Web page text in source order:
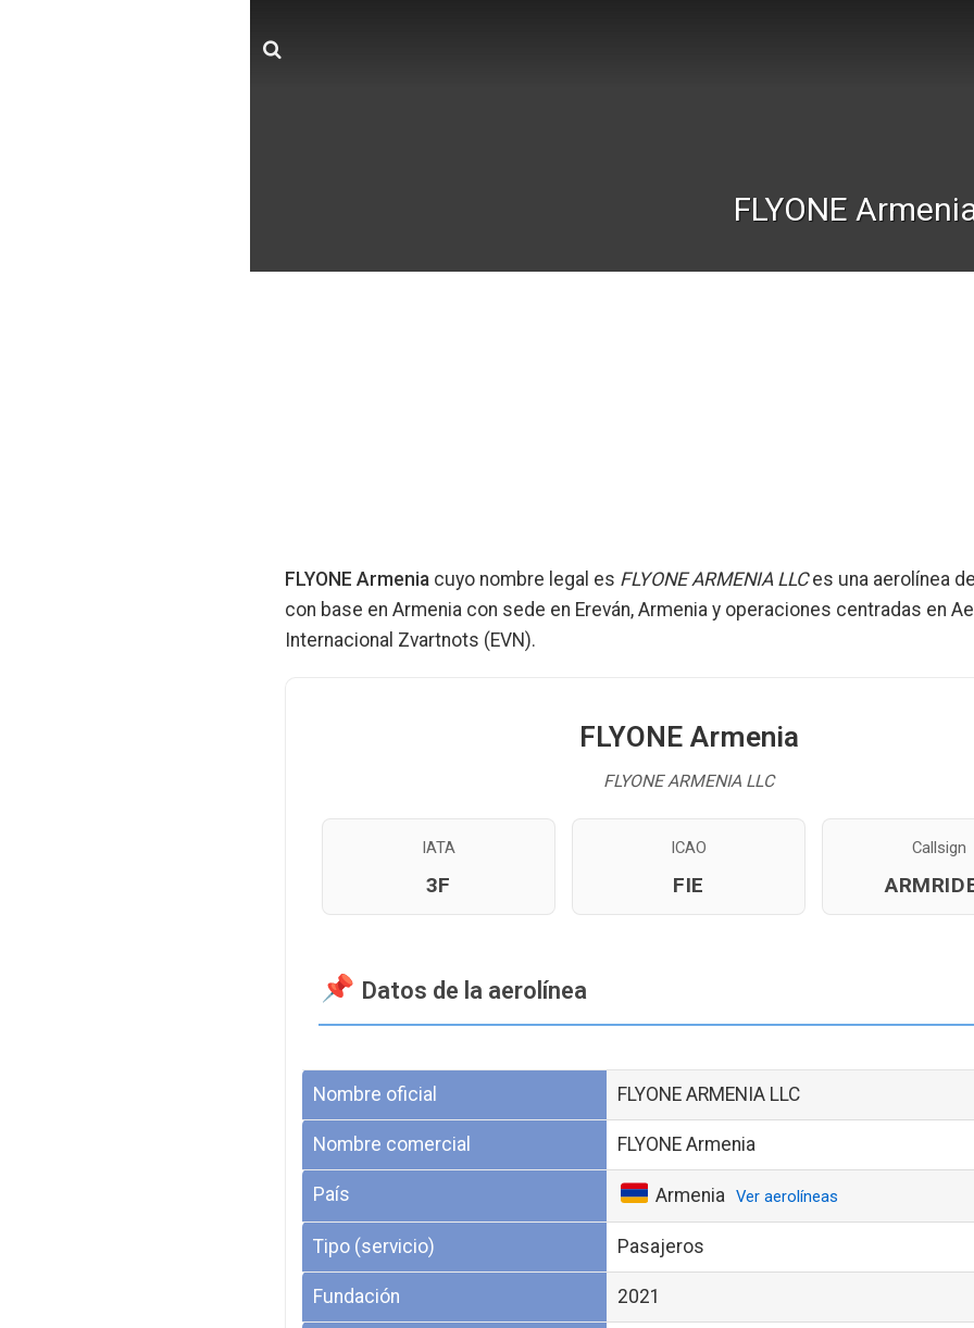
FLYONE
FLYONE Armenia cuyo nombre legal es FLYONE ARMENIA LLCes una aerolínea
con base en Armenia con sede en Ereván, Armenia y operaciones centradas en
Internacional Zvartnots (EVN).
FLYONE Armenia
FLYONE ARMENIA LLC
IATA
3F
ICAO
FIE
Callsign
Datos de la aerolínea
Nombre oficial FLYONE ARMENIA LLC
Nombre comercial FLYONE Armenia
País Armenia Ver aerolíneas
Tipo (servicio) Pasajeros
Fundación 2021